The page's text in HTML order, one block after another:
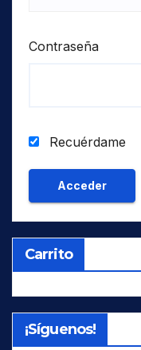
Contraseña
Recuérdame
Carrito
¡Síguenos!